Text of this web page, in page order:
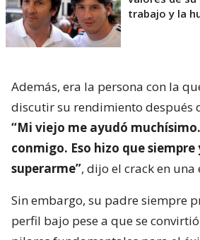
trabajo y la
Además, era la persona con la
discutir su rendimiento después
“Mi viejo me ayudó
conmigo. Eso hizo que siempre
superarme”, dijo el crack en una
Sin embargo, su padre siempre
perfil bajo pese a que se